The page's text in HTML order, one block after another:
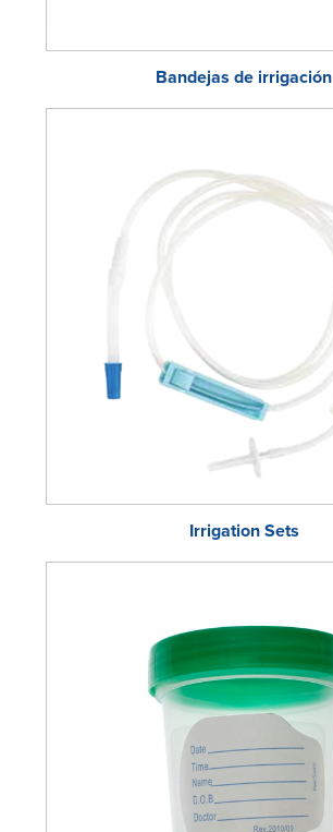
Bandejas de irrigación
Irrigation Sets